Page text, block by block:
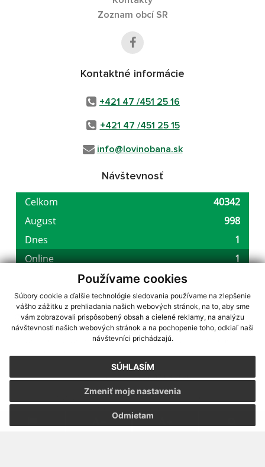
Používame cookies
Súbory cookie a ďalšie technológie sledovania používame na zlepšenie
vášho zážitku z prehliadania našich webových stránok, na to, aby sme
vám zobrazovali prispôsobený obsah a cielené reklamy, na analýzu
návštevnosti našich webových stránok a na pochopenie toho, odkiaľ naši
návštevníci prichádzajú.
SÚHLASÍM
Odmietam
Zmeniť moje nastavenia
Zoznam obcí SR
Kontaktné informácie
+421 47 /451 25 16
+421 47 /451 25 15
info@lovinobana.sk
Návštevnosť
využite možnosť získavania aktuálnych informácií s využitím RSS
CMS systém (redakčný) systém ECHELON 2,Mapa stránok,web portál
webex.digital, s.r.o.,domény,registrácia domény
Posledná aktualizácia:07.08.2026
Vytlačiť stránku|Vyhlásenie o prístupnosti